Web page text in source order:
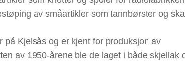
av småartikler som tannbørster og
på Kjelsås og er kjent for produksjon av
av 1950-årene ble de laget i både skjellak